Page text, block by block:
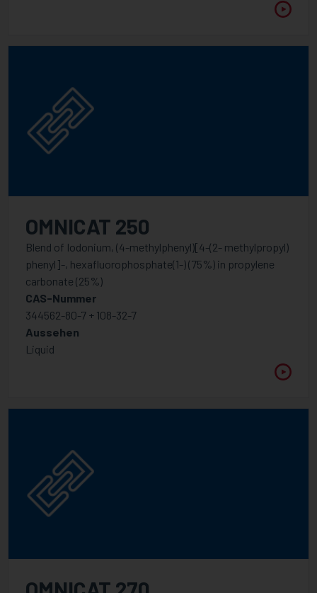
OMNICAT 250
Blend of Iodonium, (4-methylphenyl)[4-(2- methylpropyl)
phenyl]-, hexafluorophosphate(1-) (75%) in propylene
carbonate (25%)
CAS-Nummer
344562-80-7 + 108-32-7
Aussehen
Liquid